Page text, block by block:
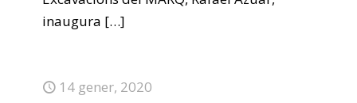
inaugura […]
14 gener, 2020